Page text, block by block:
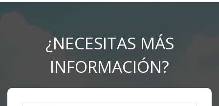
¿NECESITAS MÁS
INFORMACIÓN?